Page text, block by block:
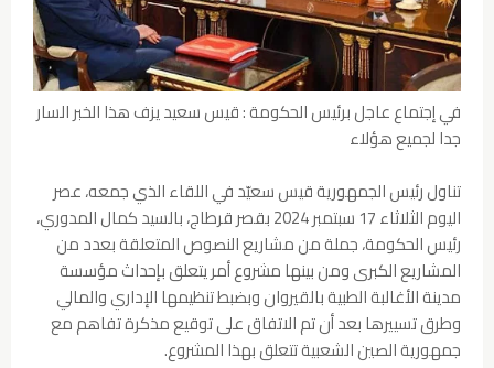
في إجتماع عاجل برئيس الحكومة : قيس سعيد يزف هذا الخبر السار
جدا لجميع هؤلاء
تناول رئيس الجمهورية قيس سعيّد في اللقاء الذي جمعه، عصر
اليوم الثلاثاء 17 سبتمبر 2024 بقصر قرطاج، بالسيد كمال المدوري،
رئيس الحكومة، جملة من مشاريع النصوص المتعلقة بعدد من
المشاريع الكبرى ومن بينها مشروع أمر يتعلق بإحداث مؤسسة
مدينة الأغالبة الطبية بالقيروان وبضبط تنظيمها الإداري والمالي
وطرق تسييرها بعد أن تم الاتفاق على توقيع مذكرة تفاهم مع
جمهورية الصين الشعبية تتعلق بهذا المشروع.